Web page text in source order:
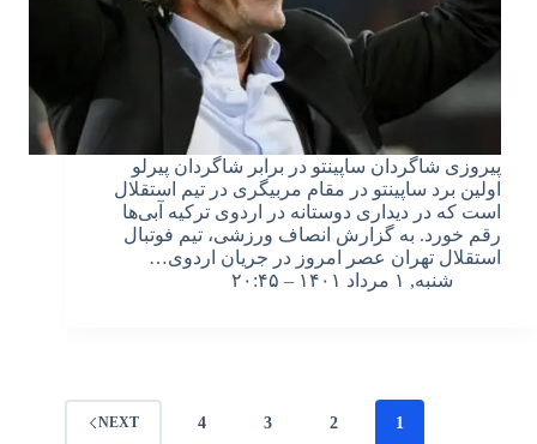
پیروزی شاگردان ساپینتو در برابر شاگردان پیرلو
اولین برد ساپینتو در مقام مربیگری در تیم استقلال
است که در دیداری دوستانه در اردوی ترکیه آبی‌ها
رقم خورد. به گزارش انصاف ورزشی، تیم فوتبال
استقلال تهران عصر امروز در جریان اردوی…
شنبه, ۱ مرداد ۱۴۰۱ – ۲۰:۴۵
1
2
3
4
NEXT